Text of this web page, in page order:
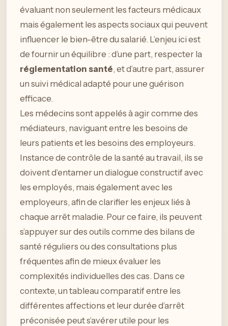
évaluant non seulement les facteurs médicaux
mais également les aspects sociaux qui peuvent
influencer le bien-être du salarié. L’enjeu ici est
de fournir un équilibre : d’une part, respecter la
réglementation santé, et d’autre part, assurer
un suivi médical adapté pour une guérison
efficace.
Les médecins sont appelés à agir comme des
médiateurs, naviguant entre les besoins de
leurs patients et les besoins des employeurs.
Instance de contrôle de la santé au travail, ils se
doivent d’entamer un dialogue constructif avec
les employés, mais également avec les
employeurs, afin de clarifier les enjeux liés à
chaque arrêt maladie. Pour ce faire, ils peuvent
s’appuyer sur des outils comme des bilans de
santé réguliers ou des consultations plus
fréquentes afin de mieux évaluer les
complexités individuelles des cas. Dans ce
contexte, un tableau comparatif entre les
différentes affections et leur durée d’arrêt
préconisée peut s’avérer utile pour les